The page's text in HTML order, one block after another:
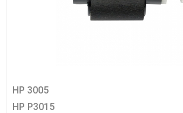
HP 3005
HP P3015